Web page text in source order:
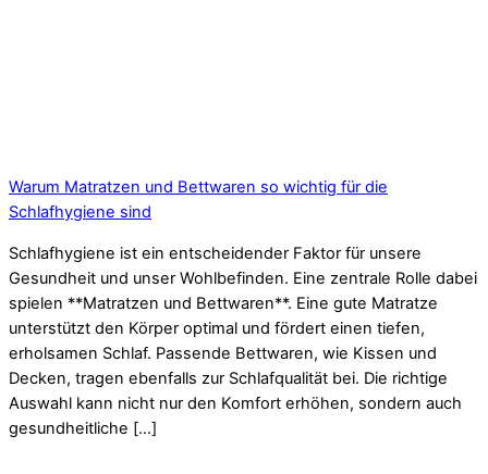
Warum Matratzen und Bettwaren so wichtig für die
Schlafhygiene sind
Schlafhygiene ist ein entscheidender Faktor für unsere
Gesundheit und unser Wohlbefinden. Eine zentrale Rolle dabei
spielen **Matratzen und Bettwaren**. Eine gute Matratze
unterstützt den Körper optimal und fördert einen tiefen,
erholsamen Schlaf. Passende Bettwaren, wie Kissen und
Decken, tragen ebenfalls zur Schlafqualität bei. Die richtige
Auswahl kann nicht nur den Komfort erhöhen, sondern auch
gesundheitliche […]